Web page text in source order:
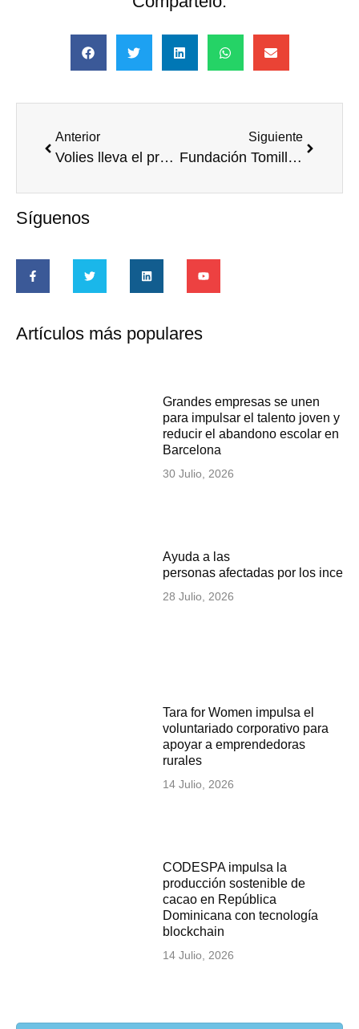
Anterior
Volies lleva el propósito a la pista: un “match ball” por el planeta en la Copa Faulconbridge
Siguiente
Fundación Tomillo: Acompañar el primer paso hacia el empleo
Síguenos
Artículos más populares
Grandes empresas se unen
para impulsar el talento joven y
reducir el abandono escolar en
Barcelona
30 Julio, 2026
Ayuda a las
personas afectadas por los
28 Julio, 2026
Tara for Women impulsa el
voluntariado corporativo para
apoyar a emprendedoras
rurales
14 Julio, 2026
CODESPA impulsa la
producción sostenible de
cacao en República
Dominicana con tecnología
blockchain
14 Julio, 2026